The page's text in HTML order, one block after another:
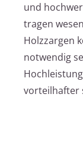
und
tragen
Holzzargen
notwendig
vorteilhafter